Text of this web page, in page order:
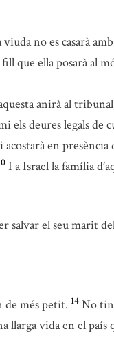
no es casarà
que ella posarà al
anirà al
els deures legals de
acostarà en
I a Israel la família
el seu marit
de més petit. 14 No
llarga vida en el